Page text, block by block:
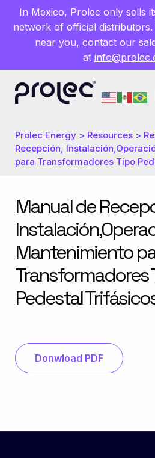
In Mexico, Prolec only sells
network of official
near you, contact our
at
Prolec Energy > Resources >
Recepción,
para Transformadores Tipo
Manual de
Mantenimiento
Transformadores
Pedestal
Donwload PDF